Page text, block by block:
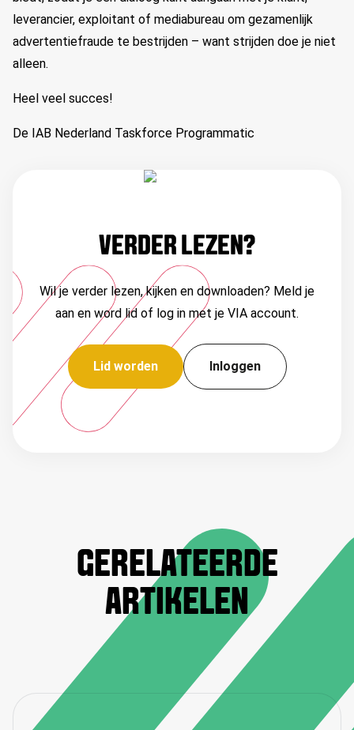
leverancier, exploitant of mediabureau om gezamenlijk
advertentiefraude te bestrijden – want strijden doe je niet
alleen.
Heel veel succes!
De IAB Nederland Taskforce Programmatic
VERDER LEZEN?
Wil je verder lezen, kijken en downloaden? Meld je
aan en word lid of log in met je VIA account.
Lid worden Inloggen
GERELATEERDE
ARTIKELEN